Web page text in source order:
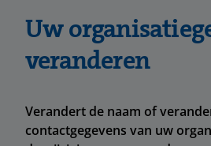
Uw
veranderen
Verandert de naam of
contactgegevens van uw